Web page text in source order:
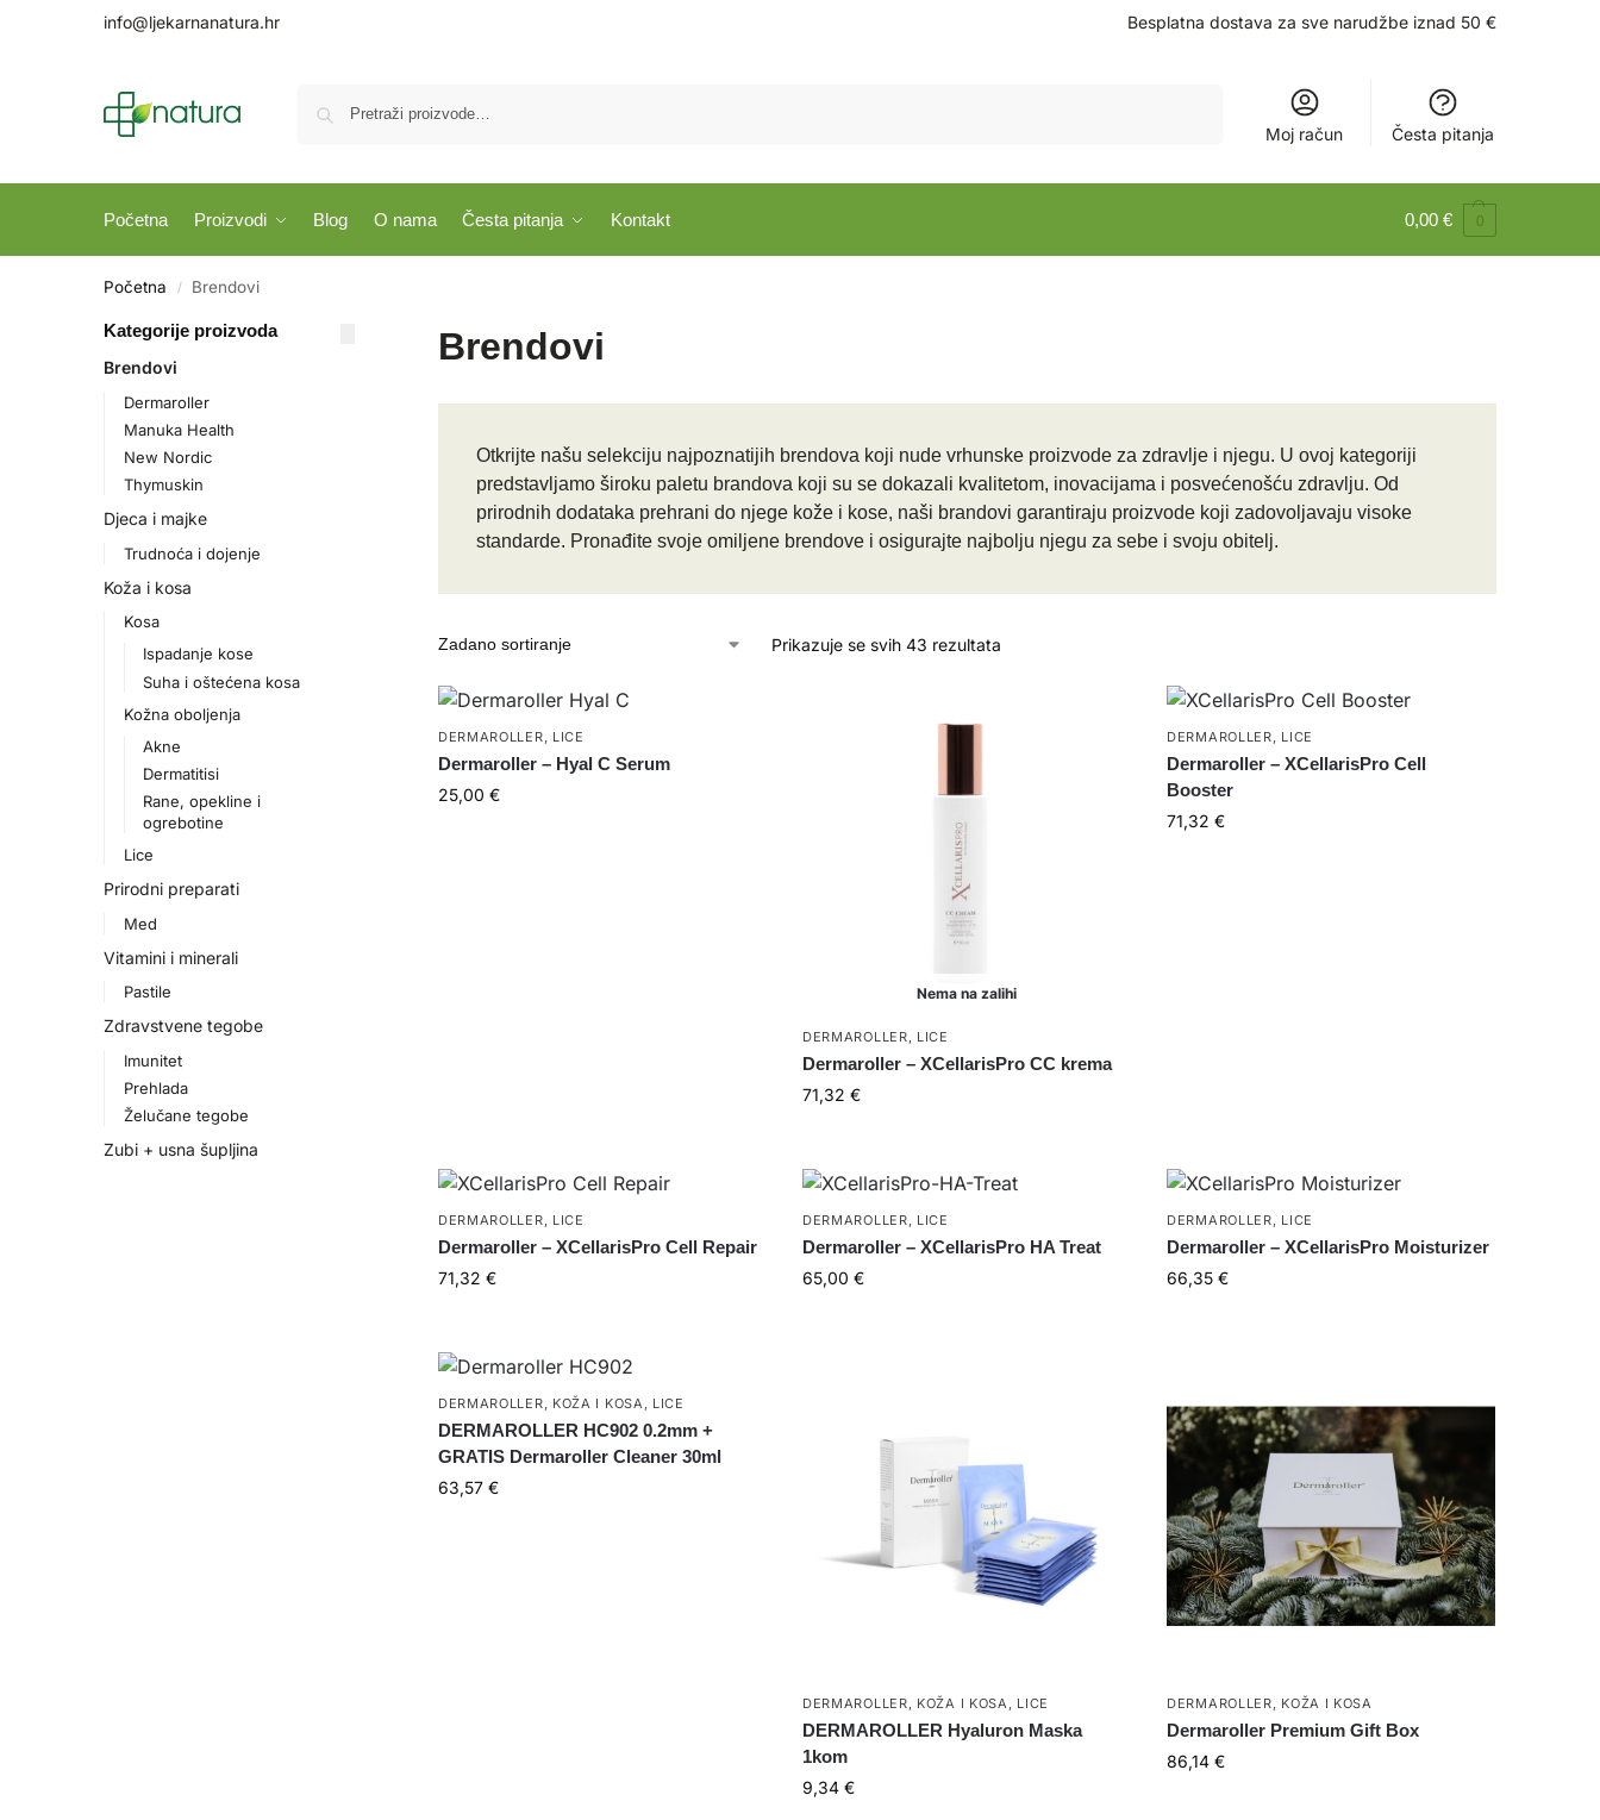
info@ljekarnanatura.hr Besplatna dostava za sve narudžbe iznad 50 €
Moj račun Česta pitanja
Početna Proizvodi Blog O nama Česta pitanja Kontakt 0,00 € 0
Početna / Brendovi
Brendovi
Otkrijte našu selekciju najpoznatijih brendova koji nude vrhunske proizvode za zdravlje i njegu. U ovoj kategoriji
predstavljamo široku paletu brandova koji su se dokazali kvalitetom, inovacijama i posvećenošću zdravlju. Od
prirodnih dodataka prehrani do njege kože i kose, naši brandovi garantiraju proizvode koji zadovoljavaju visoke
standarde. Pronađite svoje omiljene brendove i osigurajte najbolju njegu za sebe i svoju obitelj.
Prikazuje se svih 43 rezultata
DERMAROLLER, LICE
Dermaroller – Hyal C Serum
25,00 €
Nema na zalihi
DERMAROLLER, LICE
Dermaroller – XCellarisPro CC krema
71,32 €
DERMAROLLER, LICE
Dermaroller – XCellarisPro Cell
Booster
71,32€
DERMAROLLER, LICE
Dermaroller – XCellarisPro Cell Repair
71,32 €
DERMAROLLER, LICE
Dermaroller – XCellarisPro HA Treat
65,00 €
DERMAROLLER, LICE
Dermaroller – XCellarisPro Moisturizer
66,35€
DERMAROLLER, KOŽA I KOSA, LICE
DERMAROLLER HC902 0.2mm +
GRATIS Dermaroller Cleaner 30ml
63,57 €
DERMAROLLER, KOŽA I KOSA, LICE
DERMAROLLER Hyaluron Maska
1kom
9,34 €
DERMAROLLER, KOŽA I KOSA
Dermaroller Premium Gift Box
86,14€
Kategorije proizvoda
Brendovi
Dermaroller
Manuka Health
New Nordic
Thymuskin
Djeca i majke
Trudnoća i dojenje
Koža i kosa
Kosa
Ispadanje kose
Suha i oštećena kosa
Kožna oboljenja
Akne
Dermatitisi
Rane, opekline i
ogrebotine
Lice
Prirodni preparati
Med
Vitamini i minerali
Pastile
Zdravstvene tegobe
Imunitet
Prehlada
Želučane tegobe
Zubi + usna šupljina